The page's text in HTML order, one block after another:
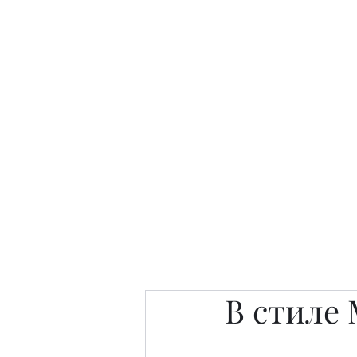
В стиле